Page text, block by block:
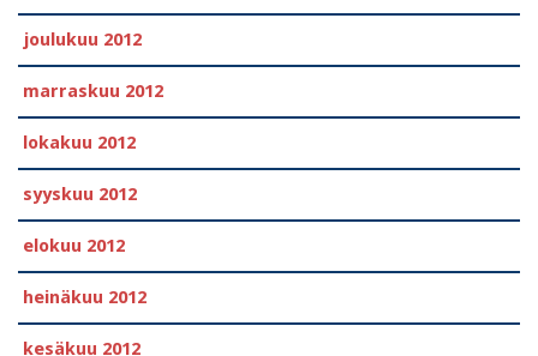
joulukuu 2012
marraskuu 2012
lokakuu 2012
syyskuu 2012
elokuu 2012
heinäkuu 2012
kesäkuu 2012